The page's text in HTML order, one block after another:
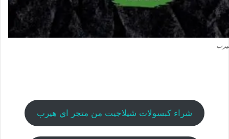
شراء كبسولات شيلاجيت من متجر اي هيرب